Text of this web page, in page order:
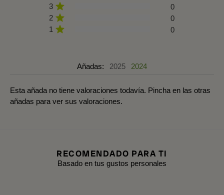
3
0
2
0
1
0
Añadas: 2025 2024
Esta añada no tiene valoraciones todavía. Pincha en las otras
añadas para ver sus valoraciones.
RECOMENDADO PARA TI
Basado en tus gustos personales